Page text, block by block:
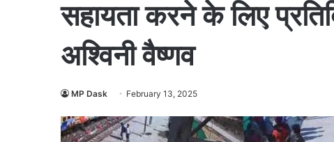
सहायता करने के लिए
अश्विनी वैष्णव
MP Dask February 13, 2025